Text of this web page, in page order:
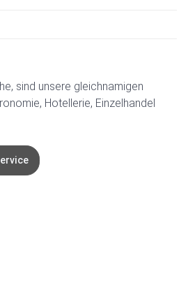
sind unsere gleichnamigen
Hotellerie, Einzelhandel